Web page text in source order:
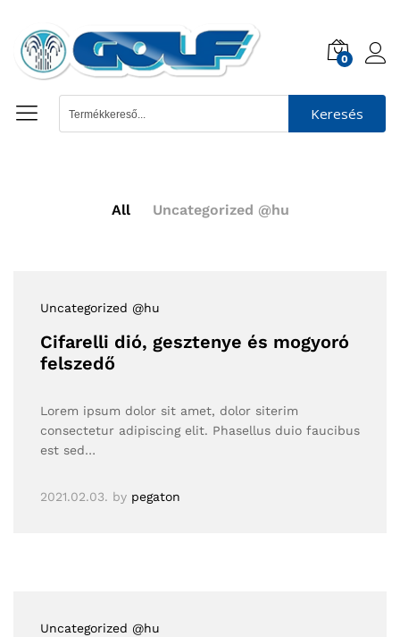
0
Keresés
All Uncategorized @hu
Uncategorized @hu
Cifarelli dió, gesztenye és mogyoró
felszedő
Lorem ipsum dolor sit amet, dolor siterim
consectetur adipiscing elit. Phasellus duio faucibus
est sed…
2021.02.03. by pegaton
Uncategorized @hu